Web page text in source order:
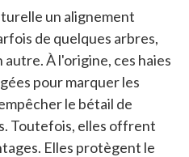
un alignement
de quelques arbres,
À l'origine, ces haies
pour marquer les
le bétail de
Toutefois, elles offrent
Elles protègent le